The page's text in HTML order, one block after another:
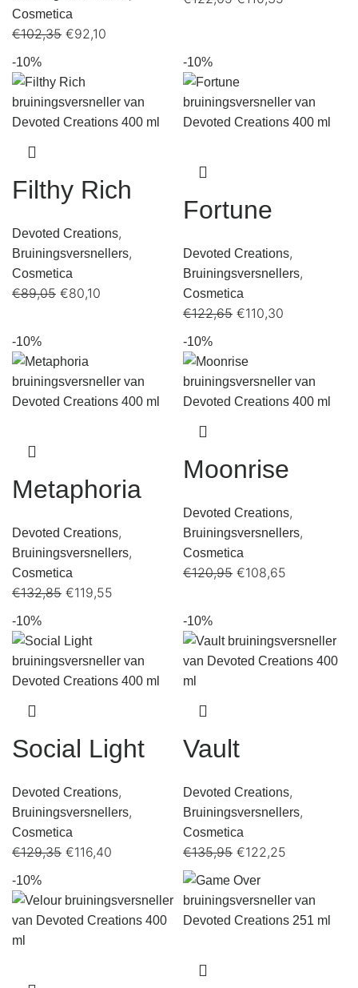
Cosmetica
€102,35 €92,10
-10%
Filthy Rich
Devoted Creations,
Bruiningsversnellers,
Cosmetica
€89,05 €80,10
-10%
Fortune
Devoted Creations,
Bruiningsversnellers,
Cosmetica
€122,65 €110,30
-10%
Metaphoria
Devoted Creations,
Bruiningsversnellers,
Cosmetica
€132,85 €119,55
-10%
Moonrise
Devoted Creations,
Bruiningsversnellers,
Cosmetica
€120,95 €108,65
-10%
Social Light
Devoted Creations,
Bruiningsversnellers,
Cosmetica
€129,35 €116,40
-10%
Vault
Devoted Creations,
Bruiningsversnellers,
Cosmetica
€135,95 €122,25
-10%